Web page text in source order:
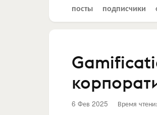
посты подписчики
6 Фев 2025 Время